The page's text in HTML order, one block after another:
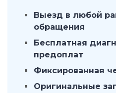
Выезд в любой
обращения
Бесплатная
предоплат
Фиксированная
Оригинальные